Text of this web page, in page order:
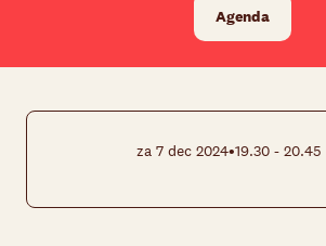
Agenda
za 7 dec 2024•19.30 -